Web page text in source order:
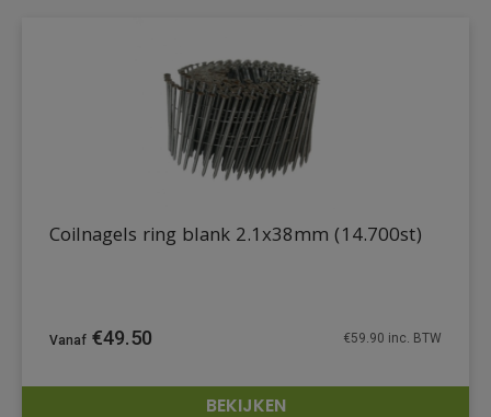
Coilnagels ring blank 2.1x38mm (14.700st)
€49.50 €59.90 inc. BTW
BEKIJKEN